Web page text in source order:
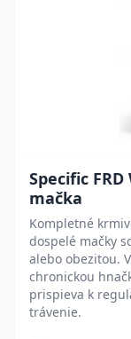
Specific
mačka
Kompletné
dospelé mačky
alebo obezitou.
chronickou
prispieva k
trávenie.